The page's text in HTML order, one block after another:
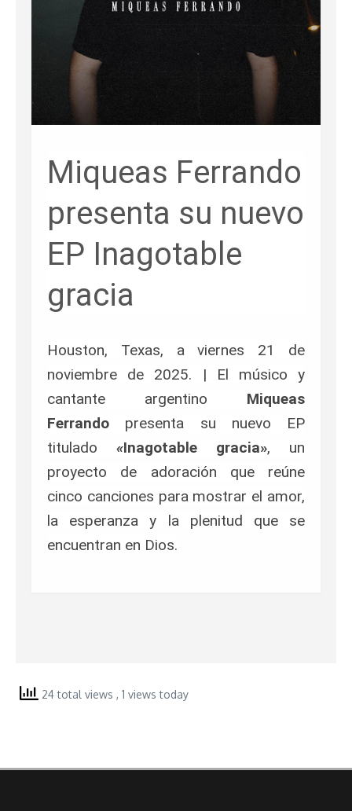
Miqueas Ferrando
presenta su nuevo
EP Inagotable
gracia
Houston, Texas, a viernes 21 de
noviembre de 2025. | El músico y
cantante argentino Miqueas
Ferrando presenta su nuevo EP
titulado «Inagotable gracia», un
proyecto de adoración que reúne
cinco canciones para mostrar el amor,
la esperanza y la plenitud que se
encuentran en Dios.
24 total views , 1 views today